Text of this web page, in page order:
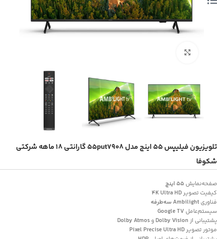
ﺗﻠﻮیزیون فیلیپس 55 اﯾﻨﭻ ﻣﺪل 55put7908 گارانتی 18 ماهه شرکتی
شکوفا
صفحه‌نمایش 55 اینچ
کیفیت تصویر 4K Ultra HD
فناوری Ambilight سه‌طرفه
سیستم‌عامل Google TV
پشتیبانی از Dolby Vision و Dolby Atmos
موتور تصویر Pixel Precise Ultra HD